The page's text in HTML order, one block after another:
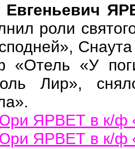
роли
«Отель «У
Лир»,
ЯРВЕТ в к/ф
ЯРВЕТ в к/ф